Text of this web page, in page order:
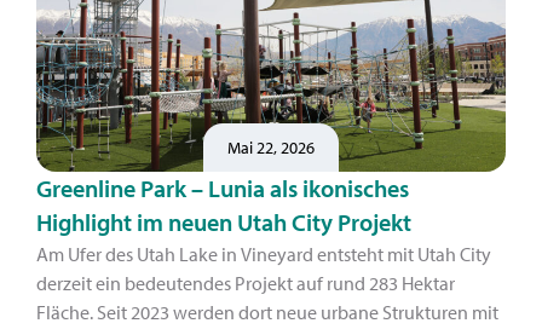
Mai 22, 2026
Greenline Park – Lunia als ikonisches
Highlight im neuen Utah City Projekt
Am Ufer des Utah Lake in Vineyard entsteht mit Utah City
derzeit ein bedeutendes Projekt auf rund 283 Hektar
Fläche. Seit 2023 werden dort neue urbane Strukturen mit